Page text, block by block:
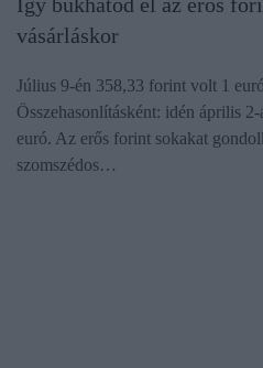
Így bukhatod el az erős
vásárláskor
Július 9-én 358,33 forint volt 1
Összehasonlításként: idén április
euró. Az erős forint sokakat
szomszédos…